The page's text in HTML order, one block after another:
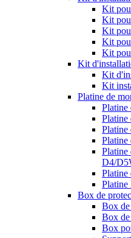
Kit
Kit
Kit
Kit
Kit
Kit
Kit
Kit
Platine de
Platine
Platine
Platine
Platine
Platine
D4/
Platine
Box de
Box
Box
Box